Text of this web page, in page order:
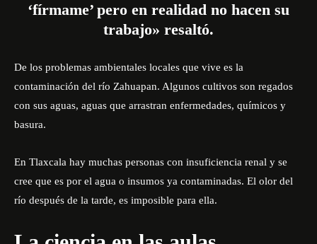
‘fírmame’ pero en realidad no hacen su
trabajo» resaltó.
De los problemas ambientales locales que vive es la
contaminación del río Zahuapan. Algunos cultivos son regados
con sus aguas, aguas que arrastran enfermedades, químicos y
basura.
En Tlaxcala hay muchas personas con insuficiencia renal y se
cree que es por el agua o insumos ya contaminadas. El olor del
río después de la tarde, es imposible para ella.